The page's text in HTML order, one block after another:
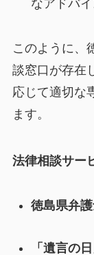
なアドバ
このように、
談窓口が存在
応じて適切な
ます。
法律相談サー
徳島県弁
「遺言の